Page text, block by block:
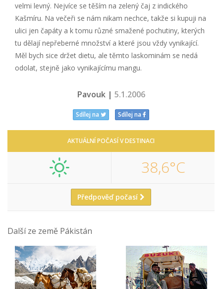
velmi levný. Nejvíce se těším na zelený čaj z indického
Kašmíru. Na večeři se nám nikam nechce, takže si kupuji na
ulici jen čapáty a k tomu různé smažené pochutiny, kterých
tu dělají nepřeberné množství a které jsou vždy vynikající.
Měl bych sice držet dietu, ale těmto laskominám se nedá
odolat, stejně jako vynikajícímu mangu.
Pavouk | 5.1.2006
Sdílej na Sdílej na
AKTUÁLNÍ POČASÍ V DESTINACI
38,6°C
Předpověď počasí
Další ze země Pákistán